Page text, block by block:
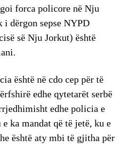
forca policore në Nju
i dërgon sepse NYPD
së Nju Jorkut) është
është në cdo cep për të
edhe qytetarët serbë
edhe policia e
ka mandat që të jetë, ku e
është aty mbi të gjitha për